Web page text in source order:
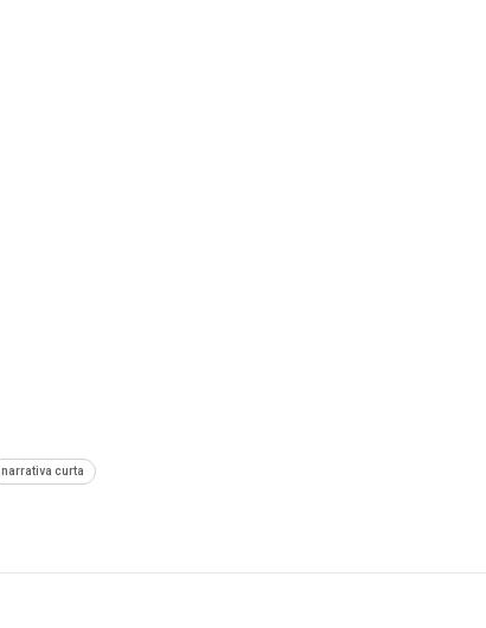
narrativa curta